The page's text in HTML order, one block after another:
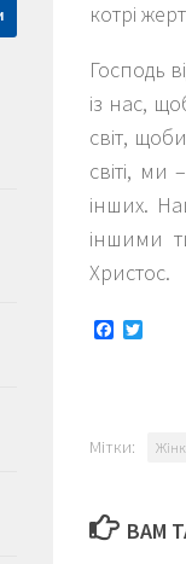
котрі
Господь
із нас,
світ,
світі,
інших.
іншими
Христос.
Facebook
Мітки:
ВАМ